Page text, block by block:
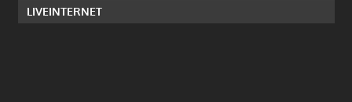
LIVEINTERNET